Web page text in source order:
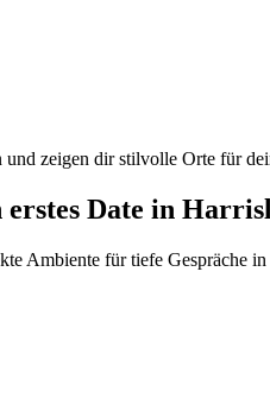
zeigen dir stilvolle Orte für
Date in
Ambiente für tiefe Gespräche